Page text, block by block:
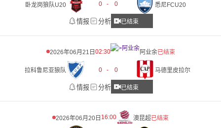
卧龙岗狼队U20 0 - 0 悉尼FCU20
情报 分析 已结束
2026年06月21日 02:30 阿业余已结束
拉科鲁尼亚狼队 0 - 0 马德里皮拉尔
情报 分析 已结束
2026年06月20日 16:00 澳昆超已结束